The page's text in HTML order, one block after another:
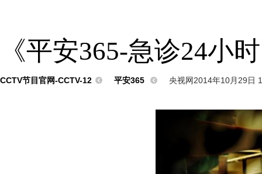
《平安365-急诊24小
CCTV节目官网-CCTV-12 平安365 央视网2014年10月29日